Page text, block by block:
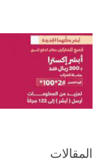
المقالات